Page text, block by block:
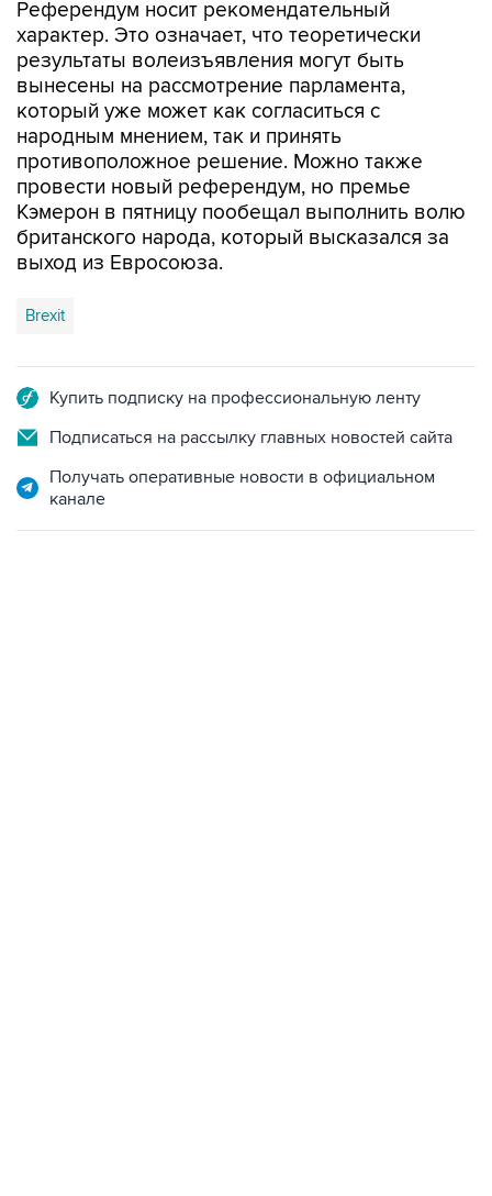
результаты волеизъявления могут быть
вынесены на рассмотрение парламента,
который уже может как согласиться с
народным мнением, так и принять
противоположное решение. Можно также
провести новый референдум, но премье
Кэмерон в пятницу пообещал выполнить волю
британского народа, который высказался за
выход из Евросоюза.
Brexit
Подписаться на рассылку главных новостей сайта
Получать оперативные новости в официальном
канале